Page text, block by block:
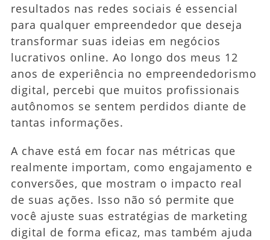
resultados nas redes sociais é essencial
para qualquer empreendedor que deseja
transformar suas ideias em negócios
lucrativos online. Ao longo dos meus 12
anos de experiência no empreendedorismo
digital, percebi que muitos profissionais
autônomos se sentem perdidos diante de
tantas informações.
A chave está em focar nas métricas que
realmente importam, como engajamento e
conversões, que mostram o impacto real
de suas ações. Isso não só permite que
você ajuste suas estratégias de marketing
digital de forma eficaz, mas também ajuda